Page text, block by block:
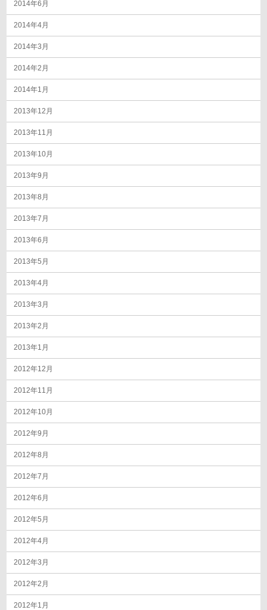
2014年6月
2014年4月
2014年3月
2014年2月
2014年1月
2013年12月
2013年11月
2013年10月
2013年9月
2013年8月
2013年7月
2013年6月
2013年5月
2013年4月
2013年3月
2013年2月
2013年1月
2012年12月
2012年11月
2012年10月
2012年9月
2012年8月
2012年7月
2012年6月
2012年5月
2012年4月
2012年3月
2012年2月
2012年1月